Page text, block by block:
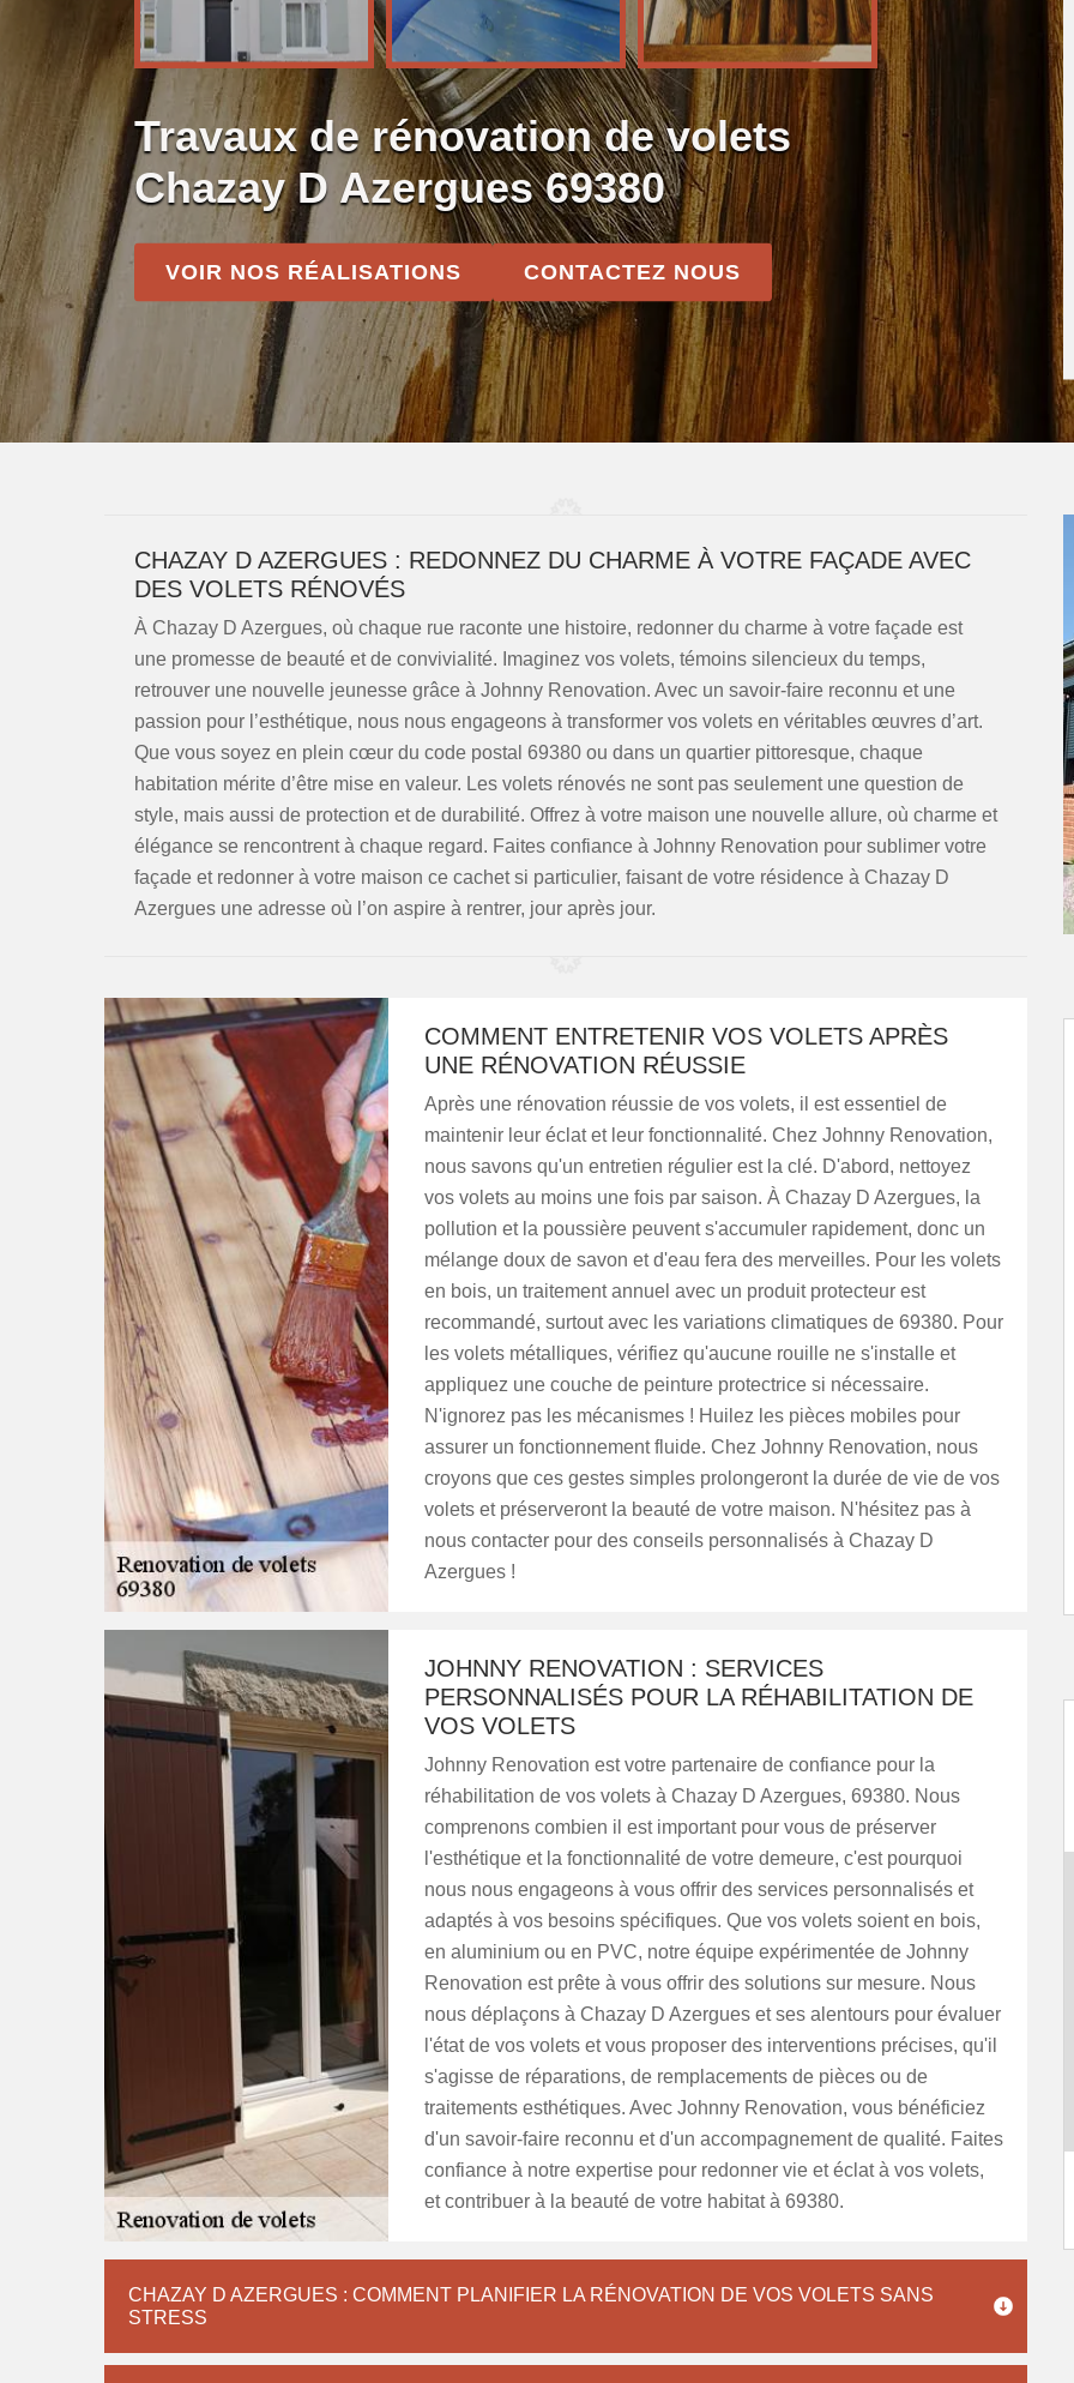
Travaux de rénovation de volets
Chazay D Azergues 69380
VOIR NOS RÉALISATIONS CONTACTEZ NOUS
CHAZAY D AZERGUES : REDONNEZ DU CHARME À VOTRE FAÇADE AVEC
DES VOLETS RÉNOVÉS
À Chazay D Azergues, où chaque rue raconte une histoire, redonner du charme à votre façade est
une promesse de beauté et de convivialité. Imaginez vos volets, témoins silencieux du temps,
retrouver une nouvelle jeunesse grâce à Johnny Renovation. Avec un savoir-faire reconnu et une
passion pour l’esthétique, nous nous engageons à transformer vos volets en véritables œuvres d’art.
Que vous soyez en plein cœur du code postal 69380 ou dans un quartier pittoresque, chaque
habitation mérite d’être mise en valeur. Les volets rénovés ne sont pas seulement une question de
style, mais aussi de protection et de durabilité. Offrez à votre maison une nouvelle allure, où charme et
élégance se rencontrent à chaque regard. Faites confiance à Johnny Renovation pour sublimer votre
façade et redonner à votre maison ce cachet si particulier, faisant de votre résidence à Chazay D
Azergues une adresse où l’on aspire à rentrer, jour après jour.
COMMENT ENTRETENIR VOS VOLETS APRÈS
UNE RÉNOVATION RÉUSSIE
Après une rénovation réussie de vos volets, il est essentiel de
maintenir leur éclat et leur fonctionnalité. Chez Johnny Renovation,
nous savons qu'un entretien régulier est la clé. D'abord, nettoyez
vos volets au moins une fois par saison. À Chazay D Azergues, la
pollution et la poussière peuvent s'accumuler rapidement, donc un
mélange doux de savon et d'eau fera des merveilles. Pour les volets
en bois, un traitement annuel avec un produit protecteur est
recommandé, surtout avec les variations climatiques de 69380. Pour
les volets métalliques, vérifiez qu'aucune rouille ne s'installe et
appliquez une couche de peinture protectrice si nécessaire.
N'ignorez pas les mécanismes ! Huilez les pièces mobiles pour
assurer un fonctionnement fluide. Chez Johnny Renovation, nous
croyons que ces gestes simples prolongeront la durée de vie de vos
volets et préserveront la beauté de votre maison. N'hésitez pas à
nous contacter pour des conseils personnalisés à Chazay D
Azergues !
JOHNNY RENOVATION : SERVICES
PERSONNALISÉS POUR LA RÉHABILITATION DE
VOS VOLETS
Johnny Renovation est votre partenaire de confiance pour la
réhabilitation de vos volets à Chazay D Azergues, 69380. Nous
comprenons combien il est important pour vous de préserver
l'esthétique et la fonctionnalité de votre demeure, c'est pourquoi
nous nous engageons à vous offrir des services personnalisés et
adaptés à vos besoins spécifiques. Que vos volets soient en bois,
en aluminium ou en PVC, notre équipe expérimentée de Johnny
Renovation est prête à vous offrir des solutions sur mesure. Nous
nous déplaçons à Chazay D Azergues et ses alentours pour évaluer
l'état de vos volets et vous proposer des interventions précises, qu'il
s'agisse de réparations, de remplacements de pièces ou de
traitements esthétiques. Avec Johnny Renovation, vous bénéficiez
d'un savoir-faire reconnu et d'un accompagnement de qualité. Faites
confiance à notre expertise pour redonner vie et éclat à vos volets,
et contribuer à la beauté de votre habitat à 69380.
CHAZAY D AZERGUES : COMMENT PLANIFIER LA RÉNOVATION DE VOS VOLETS SANS
STRESS